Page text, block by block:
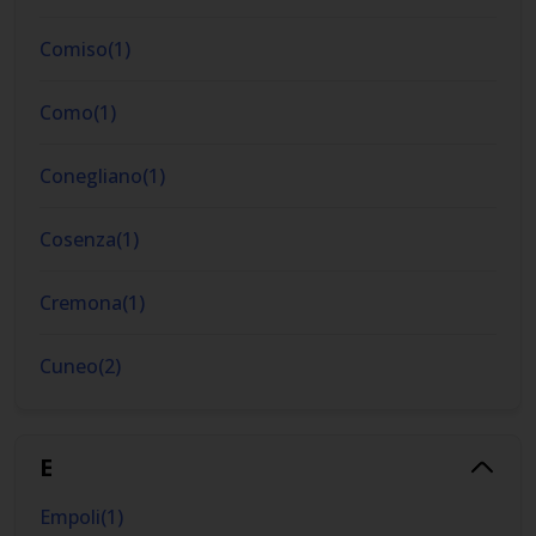
Comiso(1)
Como(1)
Conegliano(1)
Cosenza(1)
Cremona(1)
Cuneo(2)
E
Empoli(1)